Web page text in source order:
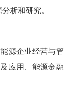
析和研究。
源企业经营与管
应用、能源金融